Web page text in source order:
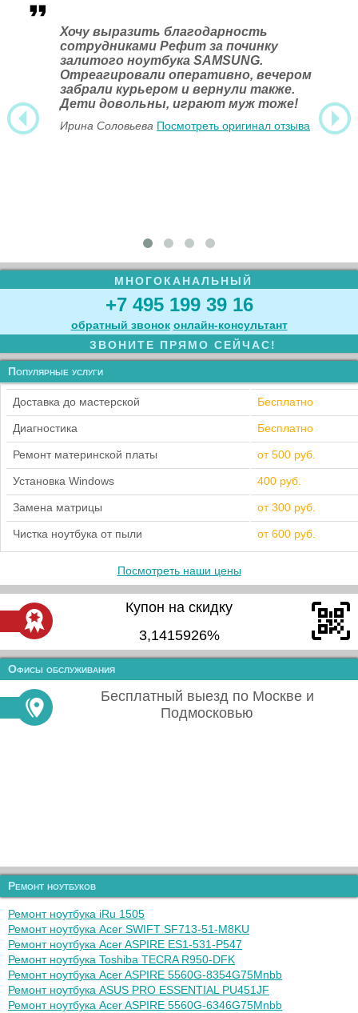
Хочу выразить благодарность
сотрудниками Рефит за починку
залитого ноутбука SAMSUNG.
Отреагировали оперативно, вечером
забрали курьером и вернули также.
Дети довольны, играют муж тоже!
Ирина Соловьева Посмотреть оригинал отзыва
МНОГОКАНАЛЬНЫЙ
+7 495 199 39 16
обратный звонок онлайн‑консультант
ЗВОНИТЕ ПРЯМО СЕЙЧАС!
Популярные услуги
Доставка до мастерской Бесплатно
Диагностика Бесплатно
Ремонт материнской платы от 500 руб.
Установка Windows 400 руб.
Замена матрицы от 300 руб.
Чистка ноутбука от пыли от 600 руб.
Посмотреть наши цены
Купон на скидку
3,1415926%
Офисы обслуживания
Бесплатный выезд по Москве и
Подмосковью
Ремонт ноутбуков
Ремонт ноутбука iRu 1505
Ремонт ноутбука Acer SWIFT SF713-51-M8KU
Ремонт ноутбука Acer ASPIRE ES1-531-P547
Ремонт ноутбука Toshiba TECRA R950-DFK
Ремонт ноутбука Acer ASPIRE 5560G-8354G75Mnbb
Ремонт ноутбука ASUS PRO ESSENTIAL PU451JF
Ремонт ноутбука Acer ASPIRE 5560G-6346G75Mnbb